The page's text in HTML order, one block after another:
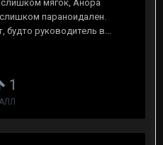
1
мягок, Анора
параноидален.
будто руководитель в...